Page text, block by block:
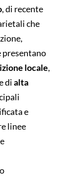
, di recente
che
presentano
locale,
dialta
e
linee